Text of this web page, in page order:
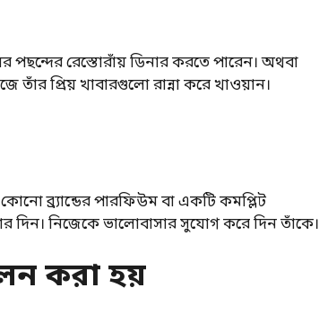
পছন্দের রেস্তোরাঁয় ডিনার করতে পারেন। অথবা
প্রিয় খাবারগুলো রান্না করে খাওয়ান।
ব্র্যান্ডের পারফিউম বা একটি কমপ্লিট
দিন। নিজেকে ভালোবাসার সুযোগ করে দিন তাঁকে।
করা হয়